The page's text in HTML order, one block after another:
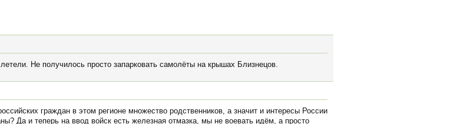
Не получилось просто запарковать самолёты на крышах Близнецов.
граждан в этом регионе множество родственников, а значит и интересы России
Да и теперь на ввод войск есть железная отмазка, мы не воевать идём, а просто